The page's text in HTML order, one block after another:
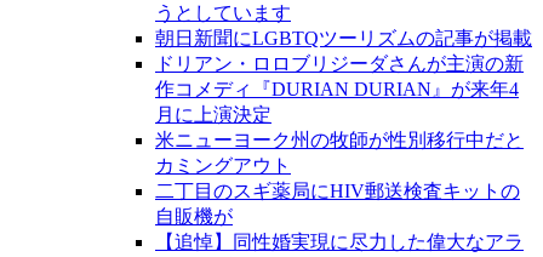
うとしています
朝日新聞にLGBTQツーリズムの記事が掲載
ドリアン・ロロブリジーダさんが主演の新
作コメディ『DURIAN DURIAN』が来年4
月に上演決定
米ニューヨーク州の牧師が性別移行中だと
カミングアウト
二丁目のスギ薬局にHIV郵送検査キットの
自販機が
【追悼】同性婚実現に尽力した偉大なアラ